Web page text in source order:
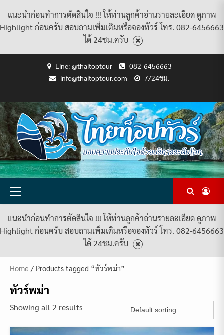
แนะนำก่อนทำการตัดสินใจ !!! ให้ท่านลูกค้าอ่านรายละเอียด ดูภาพ
Highlight ก่อนครับ สอบถามเพิ่มเติมหรือจองทัวร์ โทร. 082-6456663
ได้ 24ชม.ครับ
Line: @thaitoptour
082-6456663
info@thaitoptour.com
7/24ชม.
USACCOUNT
POLICY
AND
CONDITIONS
แพ็คเกจ
ทัวร์
ทั้งหมด
ต้อนรับ
สู่
ไทย
ท็อป
ทัวร์
กับ
เรา
ทัวร์
ทั้งหมด
Primary
แนะนำก่อนทำการตัดสินใจ !!! ให้ท่านลูกค้าอ่านรายละเอียด ดูภาพ
Highlight ก่อนครับ สอบถามเพิ่มเติมหรือจองทัวร์ โทร. 082-6456663
ได้ 24ชม.ครับ
Home / Products tagged “ทัวร์พม่า”
ทัวร์พม่า
Showing all 2 results